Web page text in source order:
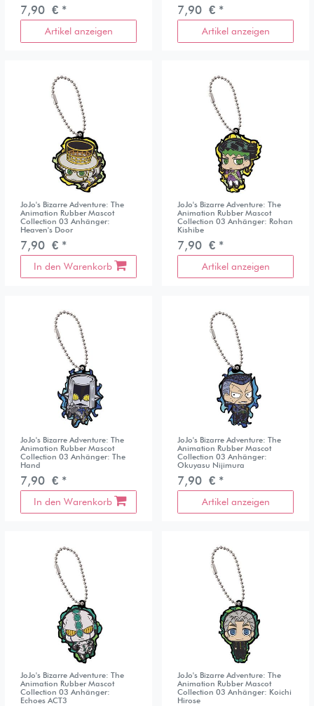
7,90 € *
Artikel anzeigen
7,90 € *
Artikel anzeigen
JoJo's Bizarre Adventure: The
Animation Rubber Mascot
Collection 03 Anhänger:
Heaven's Door
7,90 € *
In den Warenkorb
JoJo's Bizarre Adventure: The
Animation Rubber Mascot
Collection 03 Anhänger: Rohan
Kishibe
7,90 € *
Artikel anzeigen
JoJo's Bizarre Adventure: The
Animation Rubber Mascot
Collection 03 Anhänger: The
Hand
7,90 € *
In den Warenkorb
JoJo's Bizarre Adventure: The
Animation Rubber Mascot
Collection 03 Anhänger:
Okuyasu Nijimura
7,90 € *
Artikel anzeigen
JoJo's Bizarre Adventure: The
Animation Rubber Mascot
Collection 03 Anhänger:
Echoes ACT3
JoJo's Bizarre Adventure: The
Animation Rubber Mascot
Collection 03 Anhänger: Koichi
Hirose